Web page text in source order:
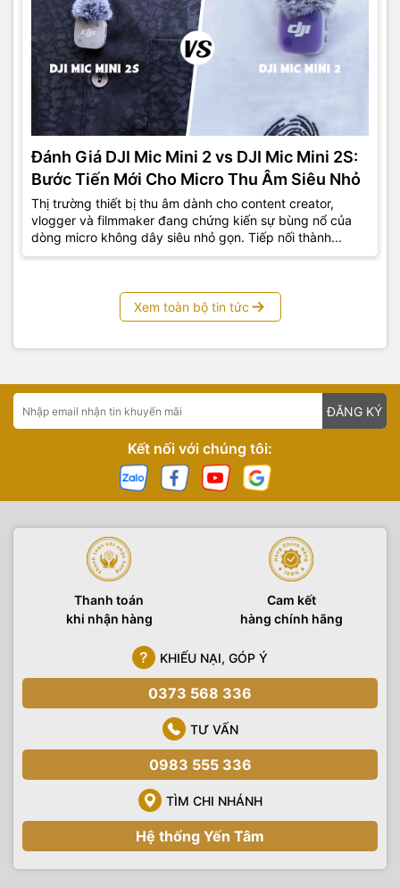
Đánh Giá DJI Mic Mini 2 vs DJI Mic Mini 2S:
Bước Tiến Mới Cho Micro Thu Âm Siêu Nhỏ
Thị trường thiết bị thu âm dành cho content creator,
vlogger và filmmaker đang chứng kiến sự bùng nổ của
dòng micro không dây siêu nhỏ gọn. Tiếp nối thành...
Xem toàn bộ tin tức
ĐĂNG KÝ
Kết nối với chúng tôi:
Thanh toán
khi nhận hàng
Cam kết
hàng chính hãng
KHIẾU NẠI, GÓP Ý
0373 568 336
TƯ VẤN
0983 555 336
TÌM CHI NHÁNH
Hệ thống Yến Tâm